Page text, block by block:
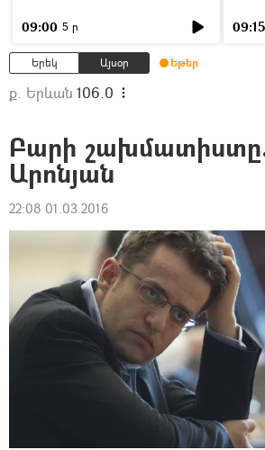
09:00 5 ր 09:15
Երեկ Այսօր Եթեր
ք. Երևան 106.0
Բարի
Արոնյան
22:08 01.03.2016